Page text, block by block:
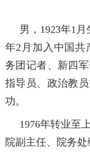
男， 1923年1 月
年2 月加入中国
务团记者、新四
指导员、政治教
功。
1976年转业至
院副主任、院务处